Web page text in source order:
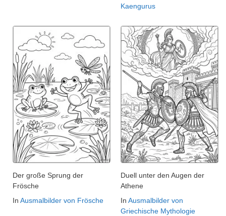
Kaengurus
Der große Sprung der
Frösche
In Ausmalbilder von Frösche
Duell unter den Augen der
Athene
In Ausmalbilder von
Griechische Mythologie